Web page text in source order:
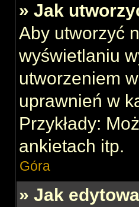
» Jak
Aby utworzyć
wyświetlaniu
utworzeniem
uprawnień w
Przykłady:
ankietach itp.
Góra
» Jak